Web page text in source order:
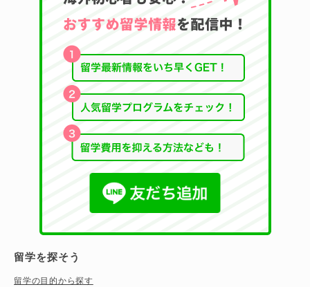
留学を探そう
留学の目的から探す